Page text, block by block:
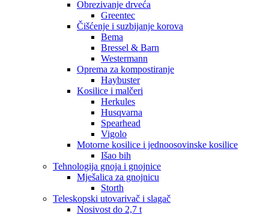
Obrezivanje drveća
Greentec
Čišćenje i suzbijanje korova
Bema
Bressel & Barn
Westermann
Oprema za kompostiranje
Haybuster
Kosilice i malčeri
Herkules
Husqvarna
Spearhead
Vigolo
Motorne kosilice i jednoosovinske kosilice
Išao bih
Tehnologija gnoja i gnojnice
Mješalica za gnojnicu
Storth
Teleskopski utovarivač i slagač
Nosivost do 2,7 t